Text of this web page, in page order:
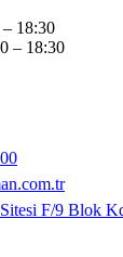
18:30
– 18:30
Sitesi F/9 Blok